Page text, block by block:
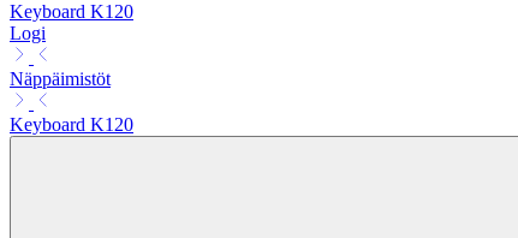
Keyboard K120
Logi
Näppäimistöt
Keyboard K120